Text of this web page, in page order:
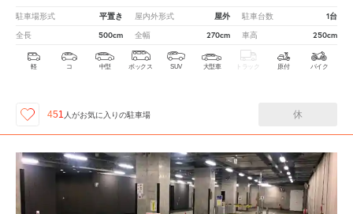
駐車場形式 平置き 屋内外形式 屋外 駐車台数 1台
全長 500cm 全幅 270cm 車高 250cm
軽 コ 中型 ボックス SUV 大型車 トラック 原付 バイク
451 人がお気に入りの駐車場 休